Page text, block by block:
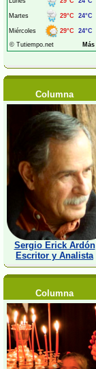
Columna
Sergio Erick Ardón
Escritor y Analista
Columna